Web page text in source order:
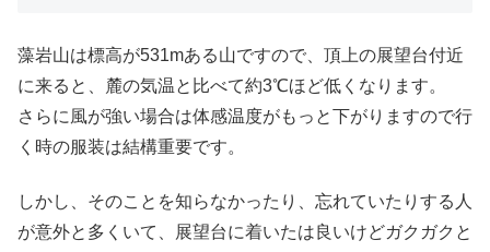
藻岩山は標高が531mある山ですので、頂上の展望台付近
に来ると、麓の気温と比べて約3℃ほど低くなります。
さらに風が強い場合は体感温度がもっと下がりますので行
く時の服装は結構重要です。
しかし、そのことを知らなかったり、忘れていたりする人
が意外と多くいて、展望台に着いたは良いけどガクガクと